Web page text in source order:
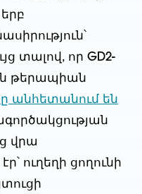
տալով, որ GD2-
թերապիան
անհետանում են
վրա
ուղեղի ցողունի